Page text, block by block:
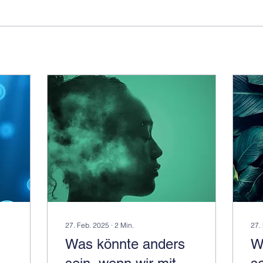
27. Feb. 2025 ∙ 2 Min.
Was könnte anders
27.